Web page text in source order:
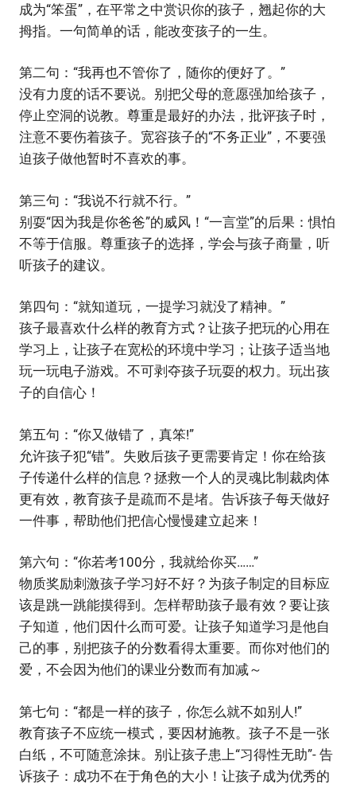
成为“笨蛋”，在平常之中赏识你的孩子，翘起你的大
拇指。一句简单的话，能改变孩子的一生。
第二句：“我再也不管你了，随你的便好了。”
没有力度的话不要说。别把父母的意愿强加给孩子，
停止空洞的说教。尊重是最好的办法，批评孩子时，
注意不要伤着孩子。宽容孩子的“不务正业”，不要强
迫孩子做他暂时不喜欢的事。
第三句：“我说不行就不行。”
别耍“因为我是你爸爸”的威风！“一言堂”的后果：惧怕
不等于信服。尊重孩子的选择，学会与孩子商量，听
听孩子的建议。
第四句：“就知道玩，一提学习就没了精神。”
孩子最喜欢什么样的教育方式？让孩子把玩的心用在
学习上，让孩子在宽松的环境中学习；让孩子适当地
玩一玩电子游戏。不可剥夺孩子玩耍的权力。玩出孩
子的自信心！
第五句：“你又做错了，真笨!”
允许孩子犯“错”。失败后孩子更需要肯定！你在给孩
子传递什么样的信息？拯救一个人的灵魂比制裁肉体
更有效，教育孩子是疏而不是堵。告诉孩子每天做好
一件事，帮助他们把信心慢慢建立起来！
第六句：“你若考100分，我就给你买……”
物质奖励刺激孩子学习好不好？为孩子制定的目标应
该是跳一跳能摸得到。怎样帮助孩子最有效？要让孩
子知道，他们因什么而可爱。让孩子知道学习是他自
己的事，别把孩子的分数看得太重要。而你对他们的
爱，不会因为他们的课业分数而有加减～
第七句：“都是一样的孩子，你怎么就不如别人!”
教育孩子不应统一模式，要因材施教。孩子不是一张
白纸，不可随意涂抹。别让孩子患上“习得性无助”- 告
诉孩子：成功不在于角色的大小！让孩子成为优秀的